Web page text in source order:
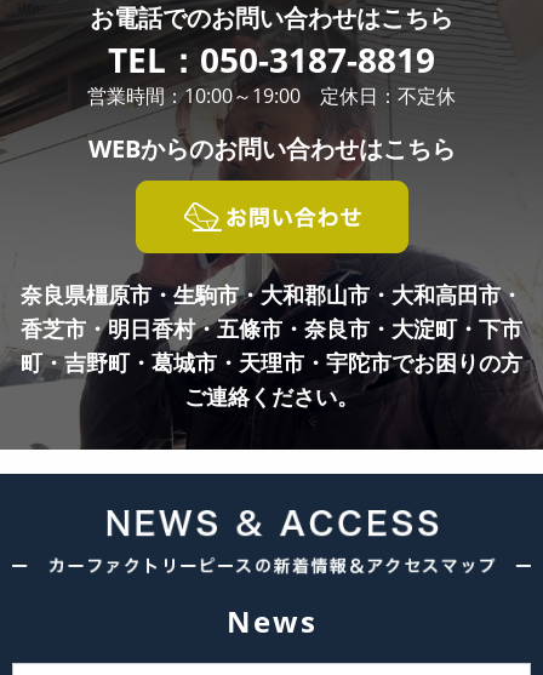
お電話でのお問い合わせはこちら
TEL： 050-3187-8819
営業時間：10:00～19:00 定休日：不定休
WEBからのお問い合わせはこちら
奈良県橿原市・生駒市・大和郡山市・大和高田市・
香芝市・明日香村・五條市・奈良市・ 大淀町・下市
町・吉野町・葛城市・天理市・宇陀市でお困りの方
ご連絡ください。
News